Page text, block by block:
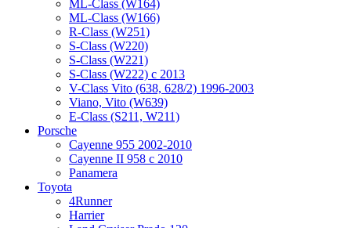
ML-Class (W164)
ML-Class (W166)
R-Class (W251)
S-Class (W220)
S-Class (W221)
S-Class (W222) с 2013
V-Class Vito (638, 628/2) 1996-2003
Viano, Vito (W639)
Е-Class (S211, W211)
Porsche
Cayenne 955 2002-2010
Cayenne II 958 с 2010
Panamera
Toyota
4Runner
Harrier